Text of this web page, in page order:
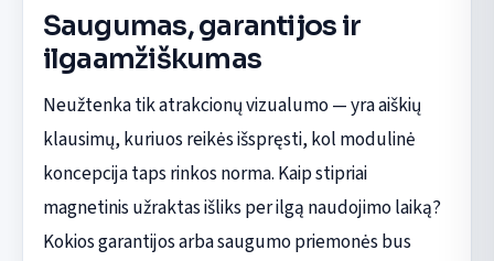
Saugumas, garantijos ir
ilgaamžiškumas
Neužtenka tik atrakcionų vizualumo — yra aiškių
klausimų, kuriuos reikės išspręsti, kol modulinė
koncepcija taps rinkos norma. Kaip stipriai
magnetinis užraktas išliks per ilgą naudojimo laiką?
Kokios garantijos arba saugumo priemonės bus